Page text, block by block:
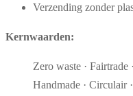
Verzending zonder
Kernwaarden:
Zero waste · Fairtrade
Handmade · Circulair